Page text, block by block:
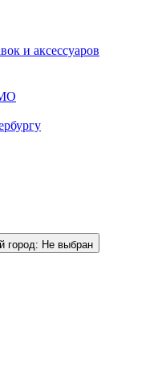
и аксессуаров
город: Не выбран